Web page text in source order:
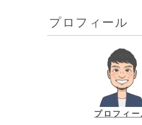
プロフィール
プロフィー